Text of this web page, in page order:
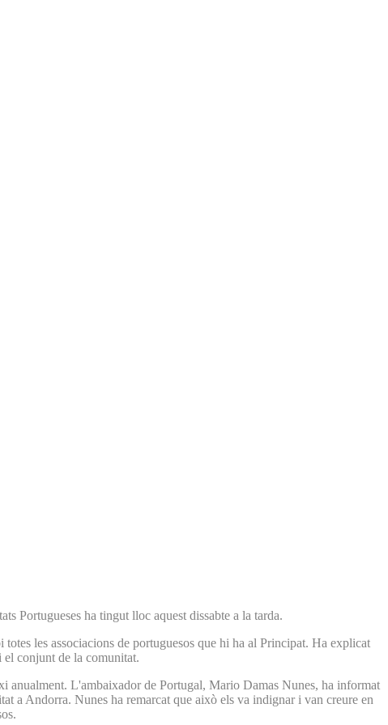
Portugueses ha tingut lloc aquest dissabte a la tarda.
les associacions de portuguesos que hi ha al Principat. Ha explicat
el conjunt de la comunitat.
anualment. L'ambaixador de Portugal, Mario Damas Nunes, ha informat
a Andorra. Nunes ha remarcat que això els va indignar i van creure en